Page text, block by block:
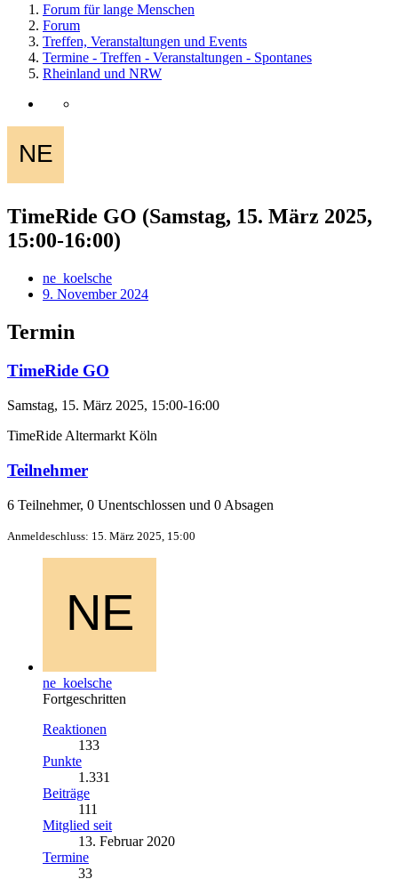
Forum für lange Menschen
Forum
Treffen, Veranstaltungen und Events
Termine - Treffen - Veranstaltungen - Spontanes
Rheinland und NRW
TimeRide GO (Samstag, 15. März 2025,
15:00-16:00)
ne_koelsche
9. November 2024
Termin
TimeRide GO
Samstag, 15. März 2025, 15:00-16:00
TimeRide Altermarkt Köln
Teilnehmer
6 Teilnehmer, 0 Unentschlossen und 0 Absagen
Anmeldeschluss: 15. März 2025, 15:00
ne_koelsche
Fortgeschritten
Reaktionen
133
Punkte
1.331
Beiträge
111
Mitglied seit
13. Februar 2020
Termine
33